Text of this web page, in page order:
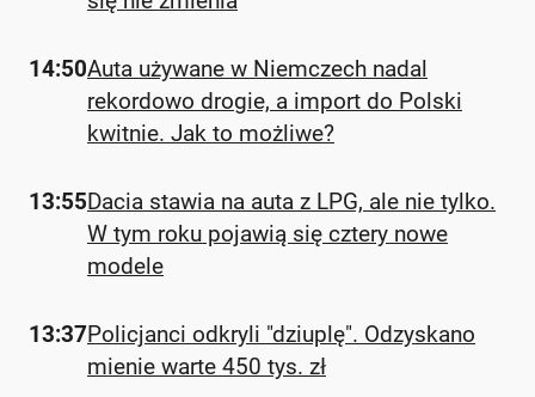
14:50Auta używane w Niemczech nadal
rekordowo drogie, a import do Polski
kwitnie. Jak to możliwe?
13:55Dacia stawia na auta z LPG, ale nie tylko.
W tym roku pojawią się cztery nowe
modele
13:37Policjanci odkryli "dziuplę". Odzyskano
mienie warte 450 tys. zł